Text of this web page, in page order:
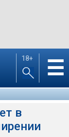
18+ ☰
в